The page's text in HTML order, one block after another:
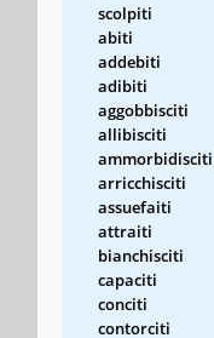
scolpiti
abiti
addebiti
adibiti
aggobbisciti
allibisciti
ammorbidisciti
arricchisciti
assuefaiti
attraiti
bianchisciti
capaciti
conciti
contorciti